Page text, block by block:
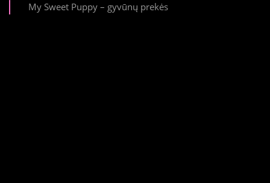
My Sweet Puppy – gyvūnų prekės